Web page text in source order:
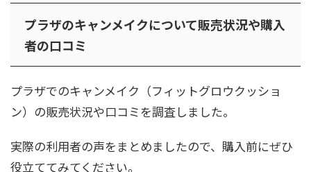
プラザのキャンメイクについて販売状況や購入
者の口コミ
プラザでのキャンメイク（フィットグロウクッショ
ン）の販売状況や口コミを調査しました。
実際の利用者の声をまとめましたので、購入前にぜひ
役立ててみてください。